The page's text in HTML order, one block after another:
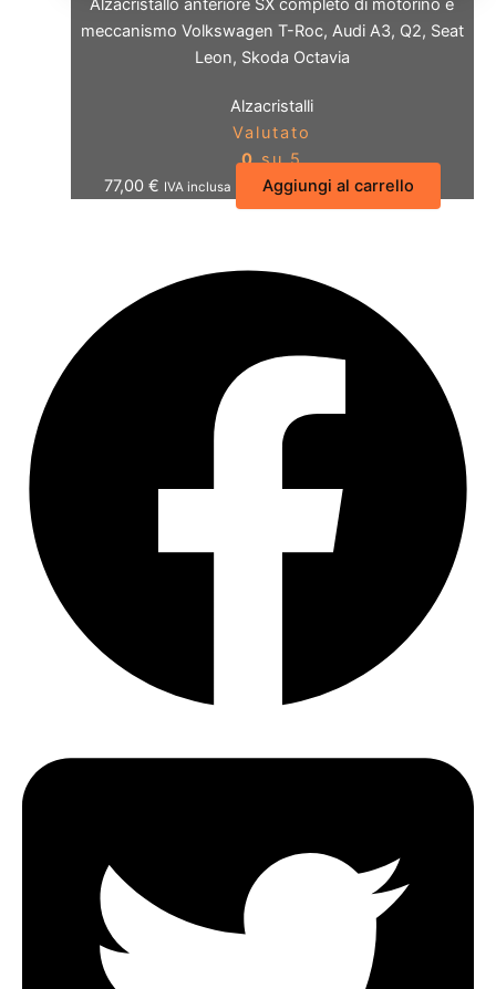
Alzacristallo anteriore SX completo di motorino e
meccanismo Volkswagen T-Roc, Audi A3, Q2, Seat
Leon, Skoda Octavia
Alzacristalli
Valutato
0su 5
77,00 € IVA inclusa Aggiungi al carrello